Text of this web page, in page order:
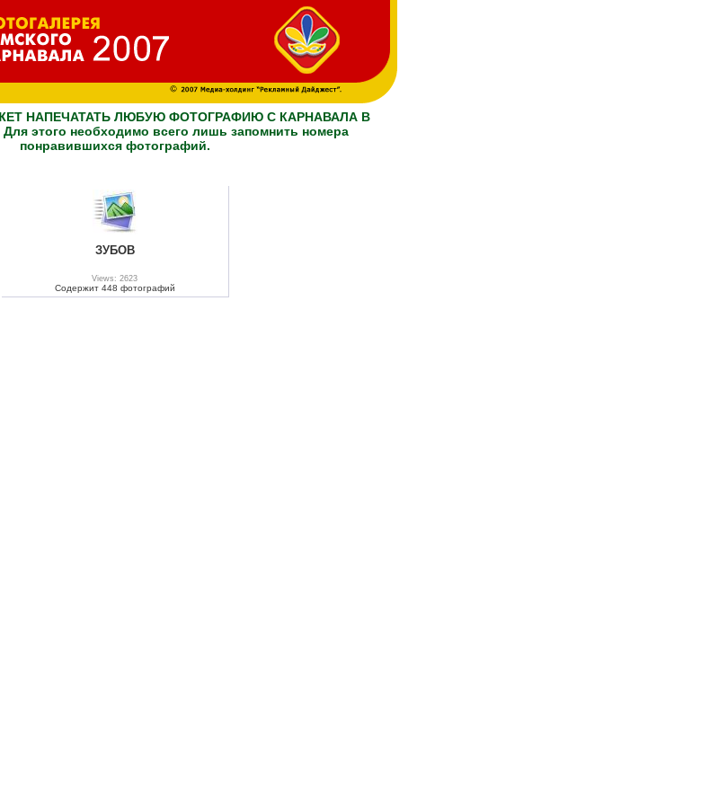
НАПЕЧАТАТЬ ЛЮБУЮ ФОТОГРАФИЮ С КАРНАВАЛА В
Для этого необходимо всего лишь запомнить номера
понравившихся фотографий.
ЗУБОВ
Views: 2623
Содержит 448 фотографий